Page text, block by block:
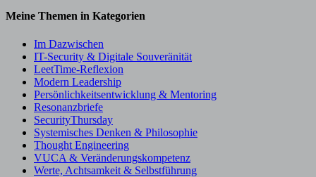
Meine Themen in Kategorien
Im Dazwischen
IT-Security & Digitale Souveränität
LeetTime-Reflexion
Modern Leadership
Persönlichkeitsentwicklung & Mentoring
Resonanzbriefe
SecurityThursday
Systemisches Denken & Philosophie
Thought Engineering
VUCA & Veränderungskompetenz
Werte, Achtsamkeit & Selbstführung